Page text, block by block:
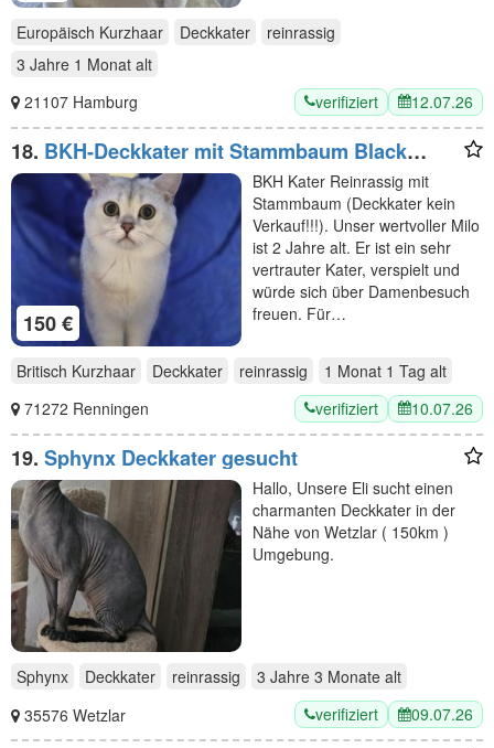
Europäisch Kurzhaar Deckkater
reinrassig
3 Jahre 1 Monat alt
21107 Hamburg
verifiziert 12.07.26
18. BKH-Deckkater mit Stammbaum Black
Silver Shaded
150 €
BKH Kater Reinrassig mit
Stammbaum (Deckkater kein
Verkauf!!!). Unser wertvoller Milo
ist 2 Jahre alt. Er ist ein sehr
vertrauter Kater, verspielt und
würde sich über Damenbesuch
freuen. Für…
Britisch Kurzhaar Deckkater reinrassig 1 Monat 1 Tag alt
71272 Renningen
verifiziert 10.07.26
19. Sphynx Deckkater gesucht
Hallo, Unsere Eli sucht einen
charmanten Deckkater in der
Nähe von Wetzlar ( 150km )
Umgebung.
Sphynx Deckkater reinrassig 3 Jahre 3 Monate alt
35576 Wetzlar
verifiziert 09.07.26